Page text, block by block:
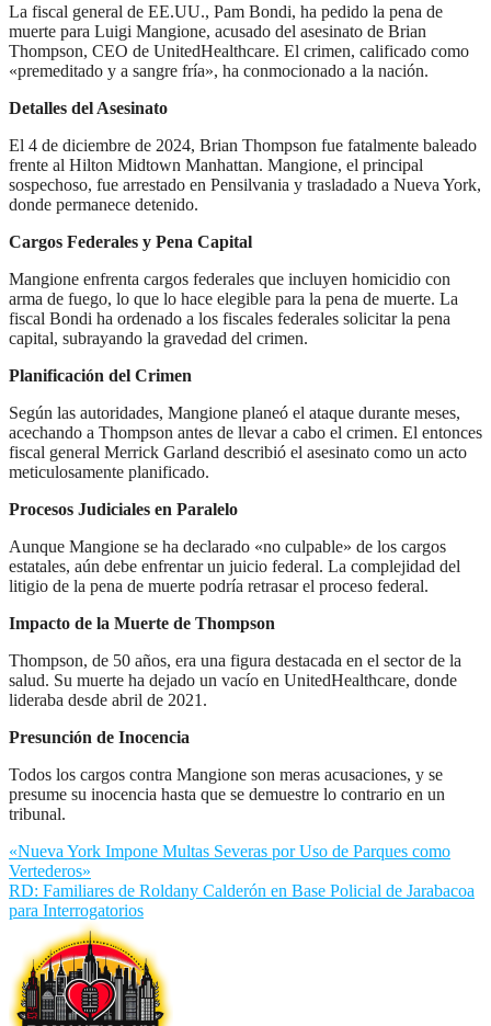
La fiscal general de EE.UU., Pam Bondi, ha pedido la pena de
muerte para Luigi Mangione, acusado del asesinato de Brian
Thompson, CEO de UnitedHealthcare. El crimen, calificado como
«premeditado y a sangre fría», ha conmocionado a la nación.
Detalles del Asesinato
El 4 de diciembre de 2024, Brian Thompson fue fatalmente baleado
frente al Hilton Midtown Manhattan. Mangione, el principal
sospechoso, fue arrestado en Pensilvania y trasladado a Nueva York,
donde permanece detenido.
Cargos Federales y Pena Capital
Mangione enfrenta cargos federales que incluyen homicidio con
arma de fuego, lo que lo hace elegible para la pena de muerte. La
fiscal Bondi ha ordenado a los fiscales federales solicitar la pena
capital, subrayando la gravedad del crimen.
Planificación del Crimen
Según las autoridades, Mangione planeó el ataque durante meses,
acechando a Thompson antes de llevar a cabo el crimen. El entonces
fiscal general Merrick Garland describió el asesinato como un acto
meticulosamente planificado.
Procesos Judiciales en Paralelo
Aunque Mangione se ha declarado «no culpable» de los cargos
estatales, aún debe enfrentar un juicio federal. La complejidad del
litigio de la pena de muerte podría retrasar el proceso federal.
Impacto de la Muerte de Thompson
Thompson, de 50 años, era una figura destacada en el sector de la
salud. Su muerte ha dejado un vacío en UnitedHealthcare, donde
lideraba desde abril de 2021.
Presunción de Inocencia
Todos los cargos contra Mangione son meras acusaciones, y se
presume su inocencia hasta que se demuestre lo contrario en un
tribunal.
Navegación
de
entradas
«Nueva York Impone Multas Severas por Uso de Parques como
Vertederos»
RD: Familiares de Roldany Calderón en Base Policial de Jarabacoa
para Interrogatorios